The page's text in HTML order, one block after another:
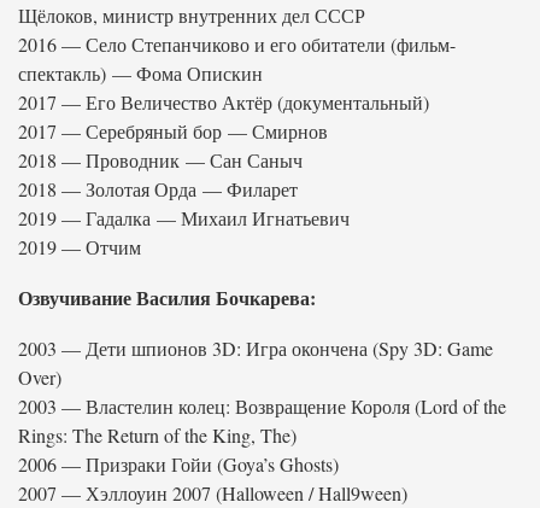
Щёлоков, министр внутренних дел СССР
2016 — Село Степанчиково и его обитатели (фильм-
спектакль) — Фома Опискин
2017 — Его Величество Актёр (документальный)
2017 — Серебряный бор — Смирнов
2018 — Проводник — Сан Саныч
2018 — Золотая Орда — Филарет
2019 — Гадалка — Михаил Игнатьевич
2019 — Отчим
Озвучивание Василия Бочкарева:
2003 — Дети шпионов 3D: Игра окончена (Spy 3D: Game
Over)
2003 — Властелин колец: Возвращение Короля (Lord of the
Rings: The Return of the King, The)
2006 — Призраки Гойи (Goya’s Ghosts)
2007 — Хэллоуин 2007 (Halloween / Hall9ween)